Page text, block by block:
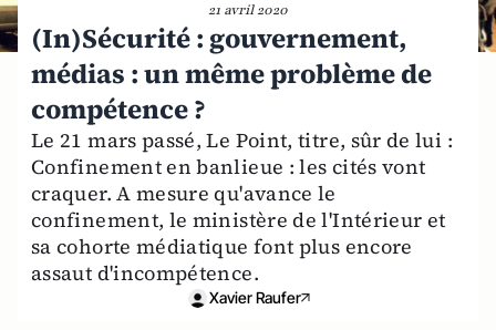
21 avril 2020
(In)Sécurité : gouvernement,
médias : un même problème de
compétence ?
Le 21 mars passé, Le Point, titre, sûr de lui :
Confinement en banlieue : les cités vont
craquer. A mesure qu'avance le
confinement, le ministère de l'Intérieur et
sa cohorte médiatique font plus encore
assaut d'incompétence.
Xavier Raufer